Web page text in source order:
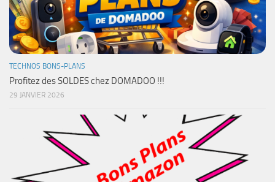
TECHNOS BONS-PLANS
Profitez des SOLDES chez DOMADOO !!!
29 JANVIER 2026